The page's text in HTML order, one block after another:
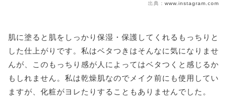
出典： www.instagram.com
肌に塗ると肌をしっかり保湿・保護してくれるもっちりと
した仕上がりです。私はベタつきはそんなに気になりませ
んが、このもっちり感が人によってはベタつくと感じるか
もしれません。私は乾燥肌なのでメイク前にも使用してい
ますが、化粧がヨレたりすることもありませんでした。